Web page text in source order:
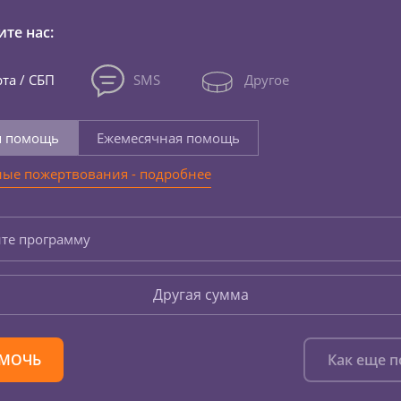
нас:
/ СБП SMS Другое
помощь
Ежемесячная помощь
пожертвования - подробнее
программу
Другая сумма
Как еще